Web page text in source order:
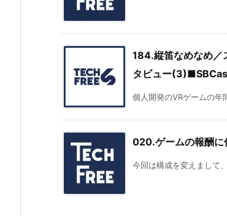
184.縦笛なめなめ
タビュー
個人開発のVRゲームの年
020.ゲームの報酬
今回は構成を変えまして